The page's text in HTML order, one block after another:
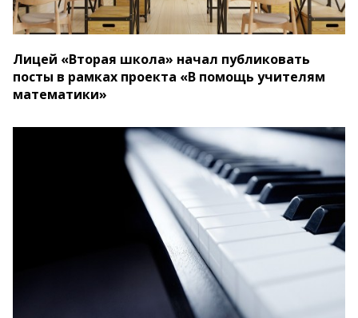
Лицей «Вторая школа» начал публиковать
посты в рамках проекта «В помощь учителям
математики»